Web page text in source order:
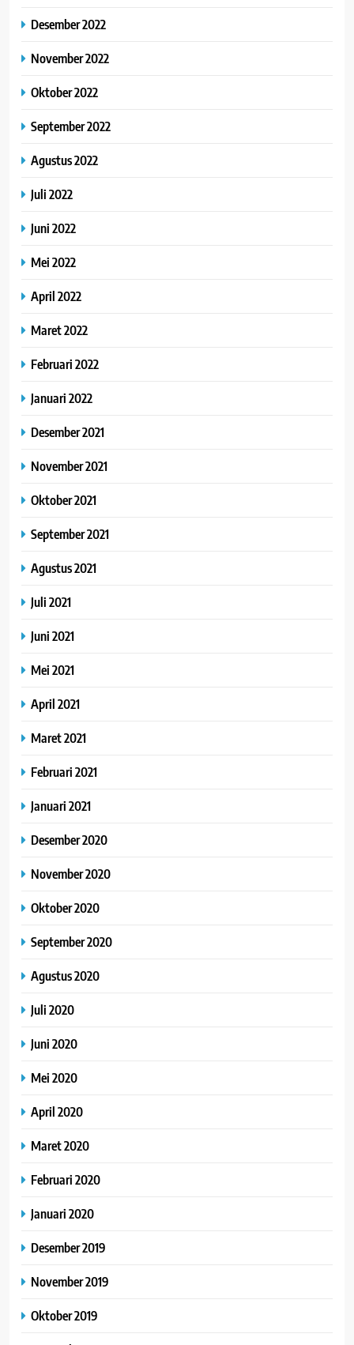
Desember 2022
November 2022
Oktober 2022
September 2022
Agustus 2022
Juli 2022
Juni 2022
Mei 2022
April 2022
Maret 2022
Februari 2022
Januari 2022
Desember 2021
November 2021
Oktober 2021
September 2021
Agustus 2021
Juli 2021
Juni 2021
Mei 2021
April 2021
Maret 2021
Februari 2021
Januari 2021
Desember 2020
November 2020
Oktober 2020
September 2020
Agustus 2020
Juli 2020
Juni 2020
Mei 2020
April 2020
Maret 2020
Februari 2020
Januari 2020
Desember 2019
November 2019
Oktober 2019